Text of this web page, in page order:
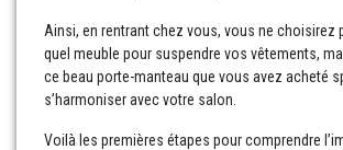
Ainsi, en rentrant chez vous, vous ne choisirez
quel meuble pour suspendre vos vêtements,
ce beau porte-manteau que vous avez acheté
s’harmoniser avec votre salon.
Voilà les premières étapes pour comprendre